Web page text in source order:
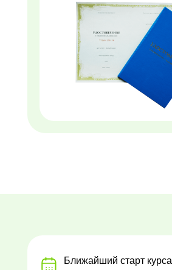
Ближайший старт курса